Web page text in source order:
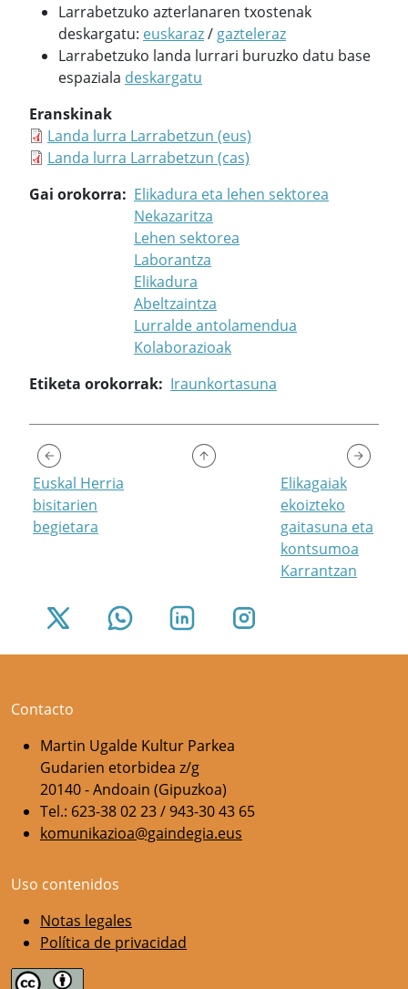
Larrabetzuko azterlanaren txostenak
deskargatu: euskaraz/ gazteleraz
Larrabetzuko landa lurrari buruzko datu base
espaziala deskargatu
Eranskinak
Landa lurra Larrabetzun (eus)
Landa lurra Larrabetzun (cas)
Gai orokorra
Elikadura eta lehen sektorea
Nekazaritza
Lehen sektorea
Laborantza
Elikadura
Abeltzaintza
Lurralde antolamendua
Kolaborazioak
Etiketa orokorrak
Iraunkortasuna
Euskal Herria
bisitarien
begietara
Elikagaiak
ekoizteko
gaitasuna eta
kontsumoa
Karrantzan
Contacto
Martin Ugalde Kultur Parkea
Gudarien etorbidea z/g
20140 - Andoain (Gipuzkoa)
Tel.: 623-38 02 23 / 943-30 43 65
komunikazioa@gaindegia.eus
Uso contenidos
Notas legales
Política de privacidad